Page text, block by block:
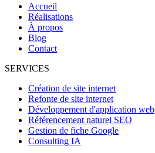
Accueil
Réalisations
À propos
Blog
Contact
SERVICES
Création de site internet
Refonte de site internet
Développement d'application web
Référencement naturel SEO
Gestion de fiche Google
Consulting IA